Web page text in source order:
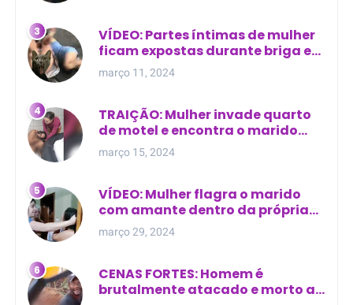
VÍDEO: Partes íntimas de mulher
ficam expostas durante briga em
Manaus
março 11, 2024
TRAIÇÃO: Mulher invade quarto
de motel e encontra o marido
com outra na cama
março 15, 2024
VÍDEO: Mulher flagra o marido
com amante dentro da própria
residência
março 29, 2024
CENAS FORTES: Homem é
brutalmente atacado e morto a